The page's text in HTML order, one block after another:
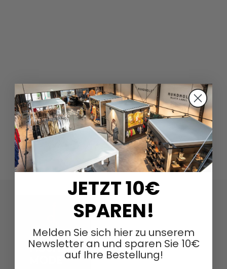
JETZT 10€
SPAREN!
Melden Sie sich hier zu unserem
Newsletter an und sparen Sie 10€
auf Ihre Bestellung!